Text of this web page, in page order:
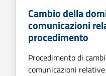
Cambio della
comunicazioni
procedimento
Procedimento di
comunicazioni